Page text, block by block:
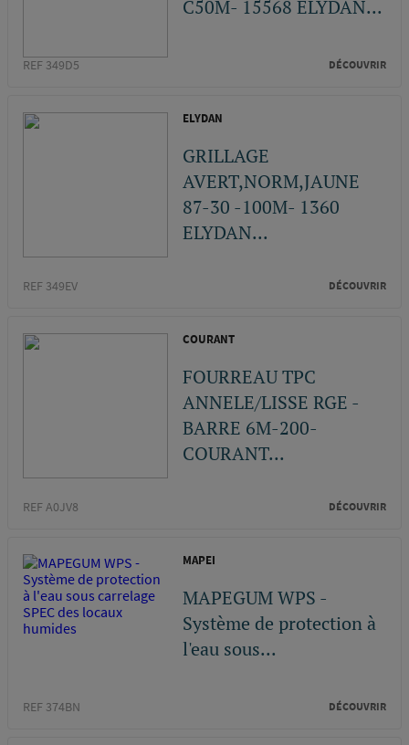
C50M- 15568 ELYDAN...
REF 349D5 DÉCOUVRIR
ELYDAN
GRILLAGE
AVERT,NORM,JAUNE
87-30 -100M- 1360
ELYDAN...
REF 349EV DÉCOUVRIR
COURANT
FOURREAU TPC
ANNELE/LISSE RGE -
BARRE 6M-200-
COURANT...
REF A0JV8 DÉCOUVRIR
MAPEI
MAPEGUM WPS -
Système de protection à
l'eau sous...
REF 374BN DÉCOUVRIR